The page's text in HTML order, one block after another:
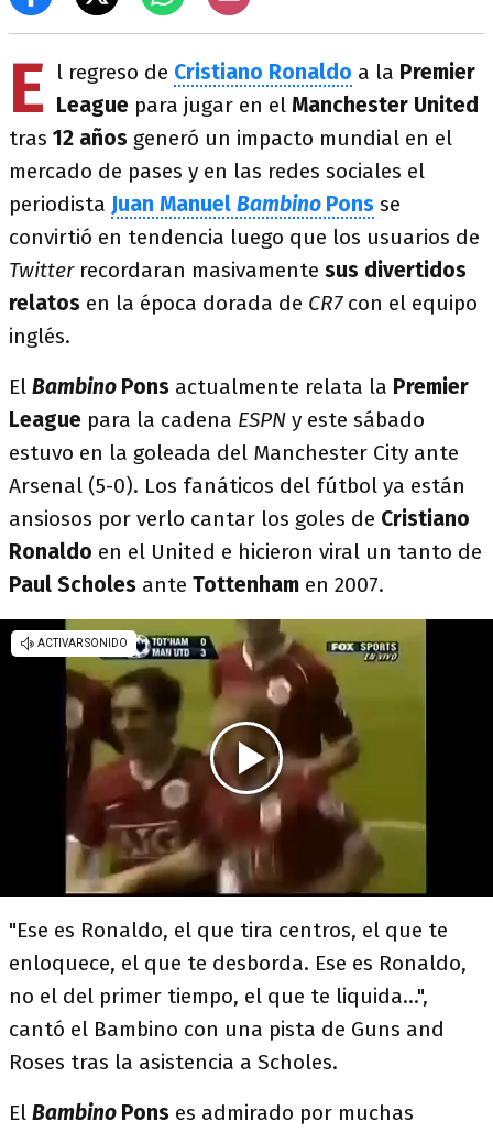
E l regreso de Cristiano Ronaldo a la Premier
League para jugar en el Manchester United
tras 12 años generó un impacto mundial en el
mercado de pases y en las redes sociales el
periodista Juan Manuel Bambino Pons se
convirtió en tendencia luego que los usuarios de
Twitter recordaran masivamente sus divertidos
relatos en la época dorada de CR7 con el equipo
inglés.
El Bambino Pons actualmente relata la Premier
League para la cadena ESPN y este sábado
estuvo en la goleada del Manchester City ante
Arsenal (5-0). Los fanáticos del fútbol ya están
ansiosos por verlo cantar los goles de Cristiano
Ronaldo en el United e hicieron viral un tanto de
Paul Scholes ante Tottenham en 2007.
"Ese es Ronaldo, el que tira centros, el que te
enloquece, el que te desborda. Ese es Ronaldo,
no el del primer tiempo, el que te liquida...",
cantó el Bambino con una pista de Guns and
Roses tras la asistencia a Scholes.
El Bambino Pons es admirado por muchas